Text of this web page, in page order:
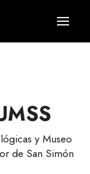
y Museo
de San Simón